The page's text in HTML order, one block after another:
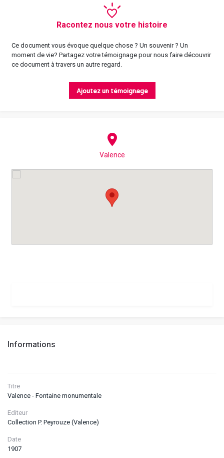
Informations
Titre
Valence - Fontaine monumentale
Editeur
Collection P. Peyrouze (Valence)
Date
1907
Racontez nous votre histoire
Ce document vous évoque quelque chose ? Un souvenir ? Un
moment de vie? Partagez votre témoignage pour nous faire découvrir
ce document à travers un autre regard.
Ajoutez un témoignage
Valence